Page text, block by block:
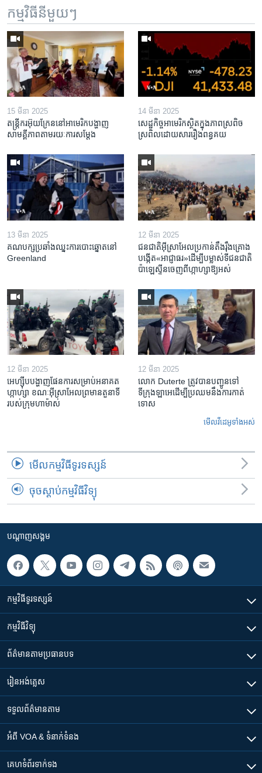
កម្មវិធី​នីមួយៗ
15 មីនា 2025
តន្ត្រីករ​អ៊ុយក្រែន​នៅ​អាមេរិក​បង្ហាញ​
សាមគ្គីភាព​តាម​រយៈ​ការសម្តែង
14 មីនា 2025
សេដ្ឋកិច្ច​អាមេរិក​ស្ថិត​ក្នុង​ភាពស្រពិច
ស្រពិល​ដោយសារ​រឿង​ពន្ធគយ
13 មីនា 2025
គណបក្ស​ប្រឆាំង​ឈ្នះ​ការបោះឆ្នោត​នៅ
Greenland
12 មីនា 2025
ជនជាតិ​អ៊ីស្រាអែល​ប្រកាន់​តឹងរ៉ឹង​គ្រោង​
បង្កើត​«អាជ្ញាធរ‍»​ដើម្បី​បម្លាស់​ទី​ជនជាតិ​
ប៉ាឡេស្ទីន​ចេញពី​ហ្កាហ្សា​ឱ្យ​អស់
12 មីនា 2025
អេហ្ស៊ីប​បង្ហាញ​ផែនការ​សម្រាប់​អនាគត​
ហ្កាហ្សា ខណៈ​អ៊ីស្រាអែល​ព្រមាន​តួនាទី​
របស់​ក្រុម​ហាម៉ាស់
12 មីនា 2025
លោក Duterte ត្រូវ​បាន​បញ្ជូនទៅ
ទីក្រុងឡាអេ​ដើម្បី​ប្រឈម​នឹង​ការកាត់
ទោស
មើល​វីដេអូ​ទាំង​អស់
មើល​កម្មវិធី​ទូរទស្សន៍
ចុចស្តាប់កម្មវិធីវិទ្យុ
បណ្តាញ​សង្គម
កម្មវិធី​ទូរទស្សន៍
កម្មវិធី​វិទ្យុ
ព័ត៌មាន​តាមប្រធានបទ​
រៀន​​អង់គ្លេស
ទទួល​ព័ត៌មាន​តាម
អំពី​ VOA & ទំនាក់ទំនង
គេហទំព័រ​​ទាក់ទង